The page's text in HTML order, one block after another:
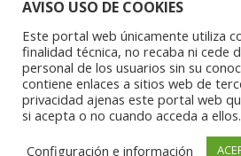
Aviso Legal| Política de
cookies
Copyright © 2023 Asociación
AVISO USO DE COOKIES
Este portal web únicamente utiliza
finalidad técnica, no recaba ni cede
personal de los usuarios sin su
contiene enlaces a sitios web de
privacidad ajenas este portal web
si acepta o no cuando acceda a
Configuración e información